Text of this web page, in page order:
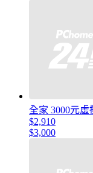
全家 3000元虛
$2,910
$3,000